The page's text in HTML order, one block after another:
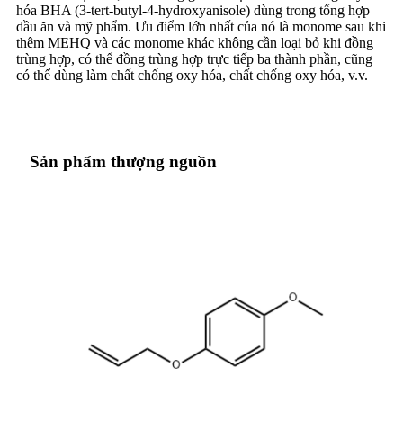
hóa BHA (3-tert-butyl-4-hydroxyanisole) dùng trong tổng hợp
dầu ăn và mỹ phẩm. Ưu điểm lớn nhất của nó là monome sau khi
thêm MEHQ và các monome khác không cần loại bỏ khi đồng
trùng hợp, có thể đồng trùng hợp trực tiếp ba thành phần, cũng
có thể dùng làm chất chống oxy hóa, chất chống oxy hóa, v.v.
Sản phẩm thượng nguồn